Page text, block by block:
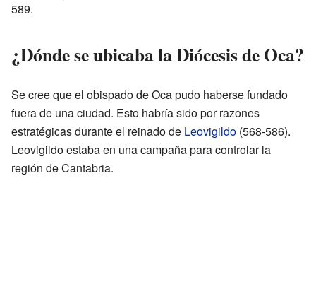
589.
¿Dónde se ubicaba la Diócesis de Oca?
Se cree que el obispado de Oca pudo haberse fundado
fuera de una ciudad. Esto habría sido por razones
estratégicas durante el reinado de Leovigildo (568-586).
Leovigildo estaba en una campaña para controlar la
región de Cantabria.